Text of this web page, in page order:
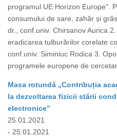
programul UE Horizon Europe".
consumului de sare, zahăr și
dr., conf.univ. Chirsanov Aurica
eradicarea tulburărilor corelate
conf.univ. Siminiuc Rodica 3.
programele europene de
Masa rotundă „Contribuția
la dezvoltarea fizicii stării
electronice”
25.01.2021
- 25.01.2021